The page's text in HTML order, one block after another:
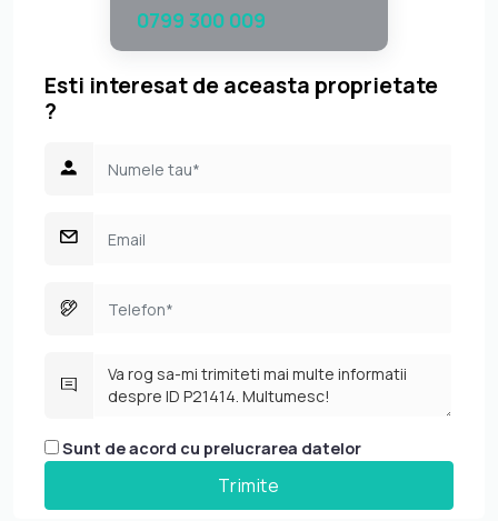
0799 300 009
Esti interesat de aceasta proprietate
?
Sunt de acord cu prelucrarea datelor